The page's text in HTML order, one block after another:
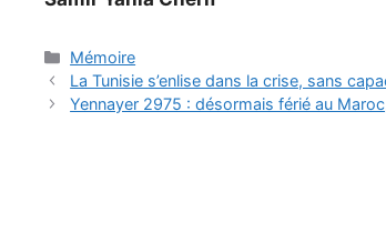
Catégories
Mémoire
La Tunisie s’enlise dans la crise, sans
Yennayer 2975 : désormais férié au